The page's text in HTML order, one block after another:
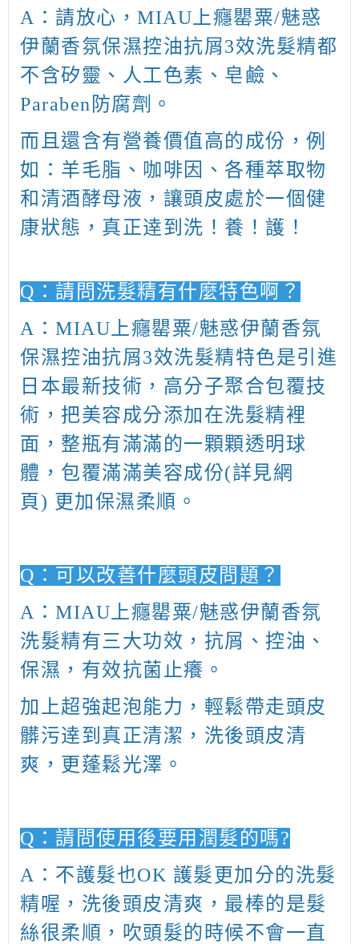
A ：請放心， MIAU上癮罌粟/魅惑
伊蘭香氛保濕控油抗屑3效洗髮精都
不含矽靈、人工色素、皂鹼、
Paraben 防腐劑。
而且還含有營養價值高的成份，例
如：羊毛脂、咖啡因、各種萃取物
和清酒酵母液，讓頭皮處於一個健
康狀態，真正逹到洗！養！護！
Q ：請問洗髮精有什麼特色啊？
A ： MIAU上癮罌粟/魅惑伊蘭香氛
保濕控油抗屑3效洗髮精特色是引進
日本最新技術，高分子聚合包覆技
術，把美容成分添加在洗髮精裡
面，整瓶有滿滿的一顆顆透明球
體，包覆滿滿美容成份(詳見網
頁) 更加保濕柔順。
Q ：可以改善什麼頭皮問題？
A ： MIAU上癮罌粟/魅惑伊蘭香氛
洗髮精有三大功效，抗屑、控油、
保濕，有效抗菌止癢。
加上超強起泡能力，輕鬆帶走頭皮
髒污逹到真正清潔，洗後頭皮清
爽，更蓬鬆光澤。
Q ：請問使用後要用潤髮的嗎?
A ：不護髮也OK 護髮更加分的洗髮
精喔，洗後頭皮清爽，最棒的是髮
絲很柔順，吹頭髮的時候不會一直